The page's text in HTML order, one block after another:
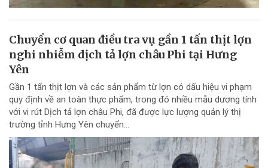
Chuyển cơ quan điều tra vụ gần 1 tấn thịt lợn
nghi nhiễm dịch tả lợn châu Phi tại Hưng
Yên
Gần 1 tấn thịt lợn và các sản phẩm từ lợn có dấu hiệu vi phạm
quy định về an toàn thực phẩm, trong đó nhiều mẫu dương tính
với vi rút Dịch tả lợn châu Phi, đã được lực lượng quản lý thị
trường tỉnh Hưng Yên chuyển...